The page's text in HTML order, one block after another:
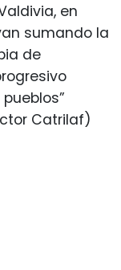
en
sumando la
de
Catrilaf)